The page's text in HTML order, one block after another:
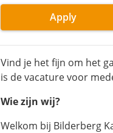
Apply
Vind je het fijn om het
is de vacature voor
Wie zijn wij?
Welkom bij Bilderberg